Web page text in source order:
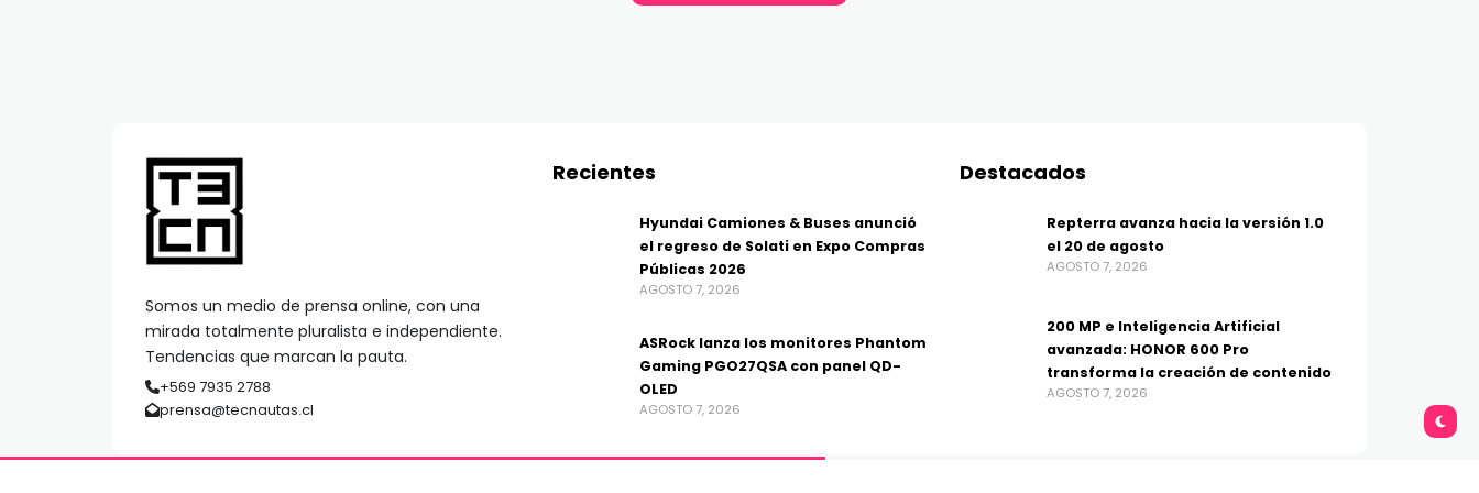
Somos un medio de prensa online, con una
mirada totalmente pluralista e independiente.
Tendencias que marcan la pauta.
+569 7935 2788
prensa@tecnautas.cl
Recientes
Hyundai Camiones & Buses anunció
el regreso de Solati en Expo Compras
Públicas 2026
AGOSTO 7, 2026
ASRock lanza los monitores Phantom
Gaming PGO27QSA con panel QD-
OLED
AGOSTO 7, 2026
Destacados
Repterra avanza hacia la versión 1.0
el 20 de agosto
AGOSTO 7, 2026
200 MP e Inteligencia Artificial
avanzada: HONOR 600 Pro
transforma la creación de contenido
AGOSTO 7, 2026